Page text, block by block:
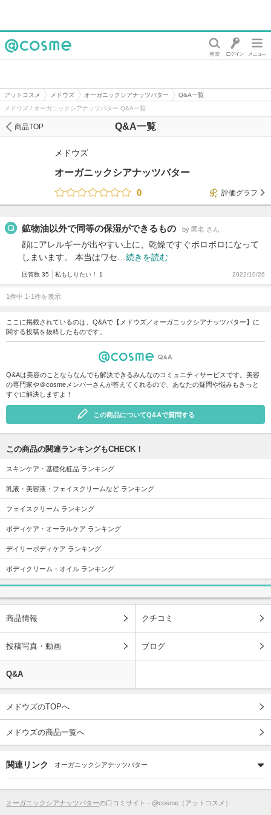
アットコスメ メドウズ オーガニックシアナッツバター
Q&A一覧
メドウズ / オーガニックシアナッツバター Q&A一覧
Q&A一覧
商品TOP
メドウズ
オーガニックシアナッツバター
0
評価グラフ
鉱物油以外で同等の保湿ができるもの by 匿名 さん
顔にアレルギーが出やすい上に、乾燥ですぐボロボロになって
しまいます。 本当はワセ… 続きを読む
回答数 35 私もしりたい！ 1 2022/10/26
1件中 1-1件を表示
ここに掲載されているのは、Q&Aで【メドウズ／オーガニックシアナッツバター】に
関する投稿を抜粋したものです。
Q&Aは美容のことならなんでも解決できるみんなのコミュニティサービスです。美容
の専門家や＠cosmeメンバーさんが答えてくれるので、あなたの疑問や悩みもきっと
すぐに解決しますよ！
この商品についてQ&Aで質問する
この商品の関連ランキングもCHECK！
スキンケア・基礎化粧品 ランキング
乳液・美容液・フェイスクリームなど ランキング
フェイスクリーム ランキング
ボディケア・オーラルケア ランキング
デイリーボディケア ランキング
ボディクリーム・オイル ランキング
商品情報 クチコミ
投稿写真・動画 ブログ
Q&A
メドウズのTOPへ
メドウズの商品一覧へ
関連リンク オーガニックシアナッツバター
オーガニックシアナッツバターの口コミサイト - @cosme（アットコスメ）